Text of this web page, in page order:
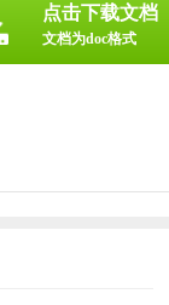
点击下载文档
文档为doc格式